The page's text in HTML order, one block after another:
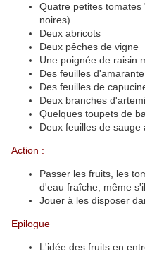
Quatre petites
noires)
Deux abricots
Deux pêches de vigne
Une poignée de raisin
Des feuilles
Des feuilles de
Deux branches
Quelques toupets de
Deux feuilles de sauge
Action :
Passer les fruits, les
d'eau fraîche, même
Jouer à les disposer
Epilogue
L'idée des fruits en